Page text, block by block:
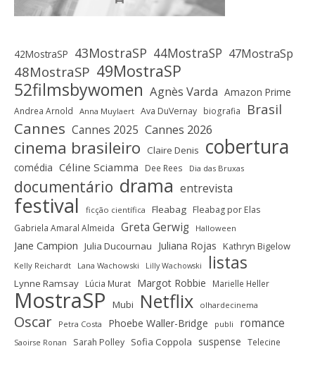
42MostraSP 43MostraSP 44MostraSP 47MostraSp
48MostraSP 49MostraSP
52filmsbywomen Agnès Varda Amazon Prime
Andrea Arnold Anna Muylaert Ava DuVernay biografia Brasil
Cannes Cannes 2025 Cannes 2026
cinema brasileiro Claire Denis cobertura
comédia Céline Sciamma Dee Rees Dia das Bruxas
documentário drama entrevista
festival ficção científica Fleabag Fleabag por Elas
Gabriela Amaral Almeida Greta Gerwig Halloween
Jane Campion Julia Ducournau Juliana Rojas Kathryn Bigelow
Kelly Reichardt Lana Wachowski Lilly Wachowski listas
Lynne Ramsay Lúcia Murat Margot Robbie Marielle Heller
MostraSP Mubi Netflix olhardecinema
Oscar Petra Costa Phoebe Waller-Bridge publi romance
Saoirse Ronan Sarah Polley Sofia Coppola suspense Telecine